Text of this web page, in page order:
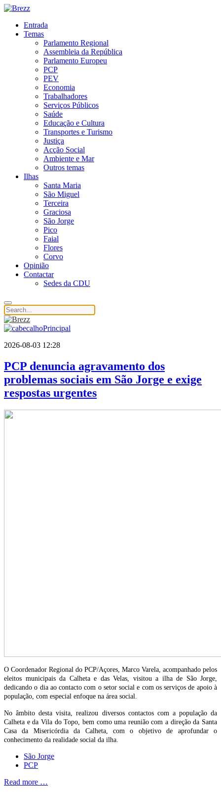
Entrada
Temas
Parlamento Regional
Assembleia da República
Parlamento Europeu
PCP
PEV
Economia
Trabalhadores
Serviços Públicos
Saúde
Educação e Cultura
Transportes e Turismo
Justiça
Acção Social
Ambiente e Mar
Outros temas
Ilhas
Santa Maria
São Miguel
Terceira
Graciosa
São Jorge
Pico
Faial
Flores
Corvo
Opinião
Contactar
Sedes da CDU
2026-08-03 12:28
PCP denuncia agravamento dos
problemas sociais em São Jorge e exige
respostas urgentes
O Coordenador Regional do PCP/Açores, Marco Varela, acompanhado pelos
eleitos municipais da Calheta e das Velas, visitou a ilha de São Jorge,
dedicando o dia ao contacto com o setor social e com os serviços de apoio à
população, com especial enfoque na área social.
No âmbito desta visita, realizou diversos contactos com a população da
Calheta e da Vila do Topo, bem como uma reunião com a direção da Santa
Casa da Misericórdia da Calheta, com o objetivo de aprofundar o
conhecimento da realidade social da ilha.
São Jorge
PCP
Read more …